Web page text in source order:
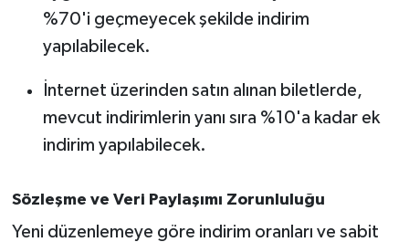
%70'i geçmeyecek şekilde indirim
yapılabilecek.
İnternet üzerinden satın alınan biletlerde,
mevcut indirimlerin yanı sıra %10'a kadar ek
indirim yapılabilecek.
Sözleşme ve Veri Paylaşımı Zorunluluğu
Yeni düzenlemeye göre indirim oranları ve sabit
SPOR
SÜRMANŞET
Susurluk
TEKNOLOJİ